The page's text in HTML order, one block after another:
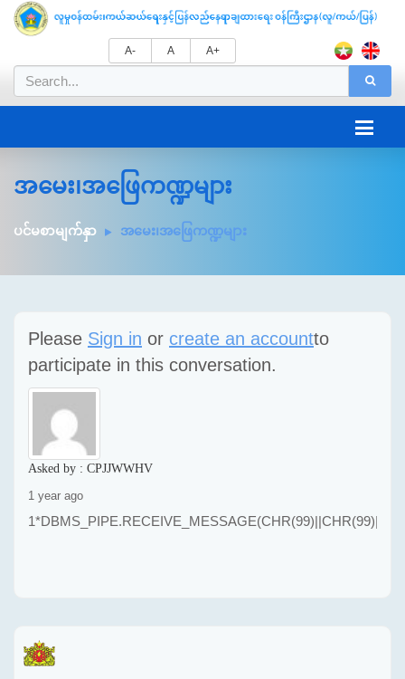
A- A A+
အမေး၊အဖြေကဏ္ဍများ
ပင်မစာမျက်နှာ အမေး၊အဖြေကဏ္ဍများ
Please Sign in or create an accountto
participate in this conversation.
Asked by : CPJJWWHV
1 year ago